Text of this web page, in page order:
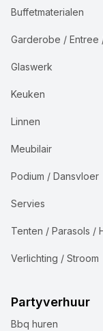
Buffetmaterialen
Garderobe / Entree
Glaswerk
Keuken
Linnen
Meubilair
Podium / Dansvloer
Servies
Tenten / Parasols /
Verlichting / Stroom
Partyverhuur
Bbq huren